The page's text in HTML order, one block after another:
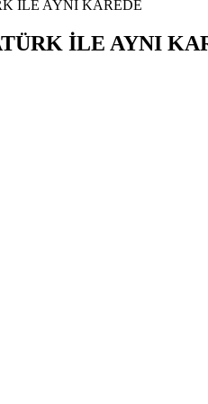
İLE AYNI KAREDE
İLE AYNI